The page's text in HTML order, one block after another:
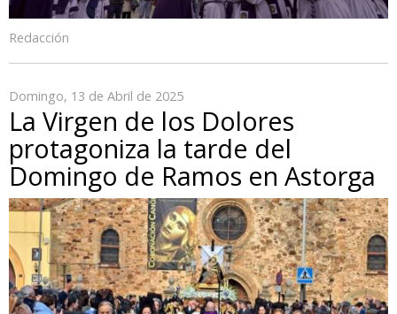
Redacción
Domingo, 13 de Abril de 2025
La Virgen de los Dolores
protagoniza la tarde del
Domingo de Ramos en Astorga